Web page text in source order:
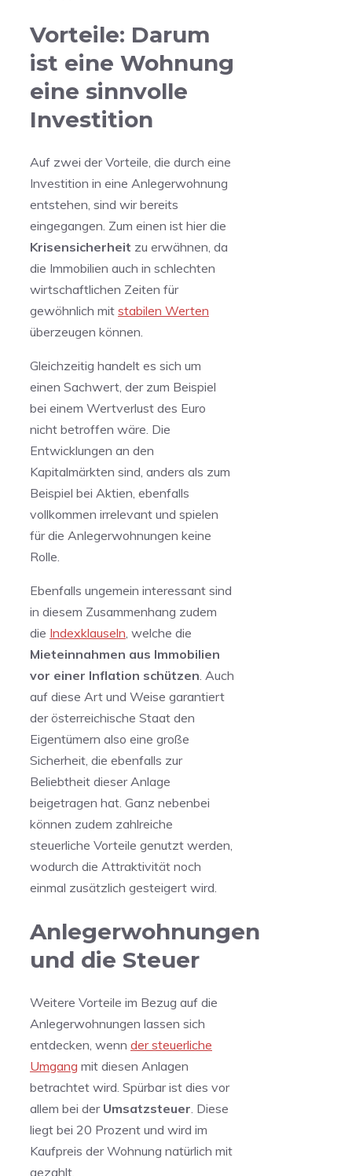
Vorteile: Darum
ist eine Wohnung
eine sinnvolle
Investition
Auf zwei der Vorteile, die durch eine
Investition in eine Anlegerwohnung
entstehen, sind wir bereits
eingegangen. Zum einen ist hier die
Krisensicherheit zu erwähnen, da
die Immobilien auch in schlechten
wirtschaftlichen Zeiten für
gewöhnlich mit stabilen Werten
überzeugen können.
Gleichzeitig handelt es sich um
einen Sachwert, der zum Beispiel
bei einem Wertverlust des Euro
nicht betroffen wäre. Die
Entwicklungen an den
Kapitalmärkten sind, anders als zum
Beispiel bei Aktien, ebenfalls
vollkommen irrelevant und spielen
für die Anlegerwohnungen keine
Rolle.
Ebenfalls ungemein interessant sind
in diesem Zusammenhang zudem
die Indexklauseln, welche die
Mieteinnahmen aus Immobilien
vor einer Inflation schützen. Auch
auf diese Art und Weise garantiert
der österreichische Staat den
Eigentümern also eine große
Sicherheit, die ebenfalls zur
Beliebtheit dieser Anlage
beigetragen hat. Ganz nebenbei
können zudem zahlreiche
steuerliche Vorteile genutzt werden,
wodurch die Attraktivität noch
einmal zusätzlich gesteigert wird.
Anlegerwohnungen
und die Steuer
Weitere Vorteile im Bezug auf die
Anlegerwohnungen lassen sich
entdecken, wenn der steuerliche
Umgang mit diesen Anlagen
betrachtet wird. Spürbar ist dies vor
allem bei der Umsatzsteuer . Diese
liegt bei 20 Prozent und wird im
Kaufpreis der Wohnung natürlich mit
gezahlt.